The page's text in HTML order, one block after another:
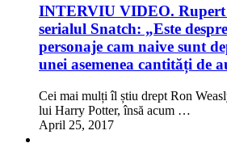
INTERVIU VIDEO. Rupert
serialul Snatch: „Este
personaje cam naive sunt
unei asemenea cantități de
Cei mai mulți îl știu drept Ron
lui Harry Potter, însă acum …
April 25, 2017